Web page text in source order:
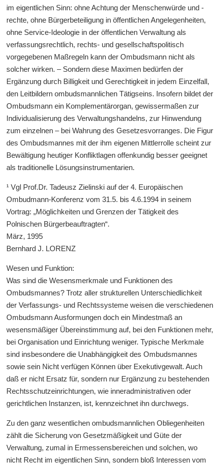
im eigentlichen Sinn: ohne Achtung der Menschenwürde und -
rechte, ohne Bürgerbeteiligung in öffentlichen Angelegenheiten,
ohne Service-Ideologie in der öffentlichen Verwaltung als
verfassungsrechtlich, rechts- und gesellschaftspolitisch
vorgegebenen Maßregeln kann der Ombudsmann nicht als
solcher wirken. – Sondern diese Maximen bedürfen der
Ergänzung durch Billigkeit und Gerechtigkeit in jedem Einzelfall,
den Leitbildern ombudsmannlichen Tätigseins. Insofern bildet der
Ombudsmann ein Komplementärorgan, gewissermaßen zur
Individualisierung des Verwaltungshandelns, zur Hinwendung
zum einzelnen – bei Wahrung des Gesetzesvorranges. Die Figur
des Ombudsmannes mit der ihm eigenen Mittlerrolle scheint zur
Bewältigung heutiger Konfliktlagen offenkundig besser geeignet
als traditionelle Lösungsinstrumentarien.
¹ Vgl Prof.Dr. Tadeusz Zielinski auf der 4. Europäischen
Ombudmann-Konferenz vom 31.5. bis 4.6.1994 in seinem
Vortrag: „Möglichkeiten und Grenzen der Tätigkeit des
Polnischen Bürgerbeauftragten“.
März, 1995
Bernhard J. LORENZ
Wesen und Funktion:
Was sind die Wesensmerkmale und Funktionen des
Ombudsmannes? Trotz aller strukturellen Unterschiedlichkeit
der Verfassungs- und Rechtssysteme weisen die verschiedenen
Ombudsmann Ausformungen doch ein Mindestmaß an
wesensmäßiger Übereinstimmung auf, bei den Funktionen mehr,
bei Organisation und Einrichtung weniger. Typische Merkmale
sind insbesondere die Unabhängigkeit des Ombudsmannes
sowie sein Nicht verfügen Können über Exekutivgewalt. Auch
daß er nicht Ersatz für, sondern nur Ergänzung zu bestehenden
Rechtsschutzeinrichtungen, wie inneradministrativen oder
gerichtlichen Instanzen, ist, kennzeichnet ihn durchwegs.
Zu den ganz wesentlichen ombudsmannlichen Obliegenheiten
zählt die Sicherung von Gesetzmäßigkeit und Güte der
Verwaltung, zumal in Ermessensbereichen und solchen, wo
nicht Recht im eigentlichen Sinn, sondern bloß Interessen vom